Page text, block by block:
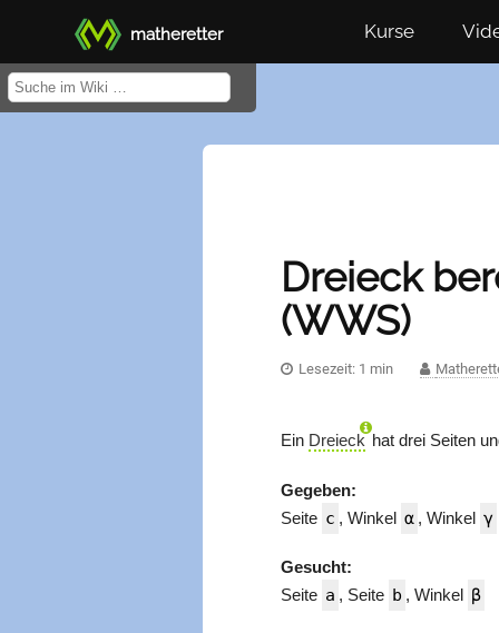
matheretter Kurse
Dreieck
(WWS)
Lesezeit: 1 min
Ein Dreieckhat drei Seiten
Gegeben:
Seite c , Winkel α , Winkel γ
Gesucht:
Seite a , Seite b , Winkel β